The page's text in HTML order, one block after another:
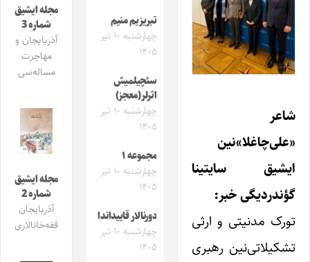
شاعر
«علی‌چاغلا»نین
ایشیق سایتینا
گؤندردیگی خبر:
تورک مدنیتی و ارثی
تشکیلاتی‌نین رهبری
تبریزیم منیم
چهارشنبه ۱۰ تیر
۱۴۰۵
سئچیلمیش
اثرلر(معجز)
چهارشنبه ۱۰ تیر
۱۴۰۵
مجموعه ۱
چهارشنبه ۱۰ تیر
۱۴۰۵
دورنالار قاییداندا
چهارشنبه ۱۰ تیر
۱۴۰۵
مجله ایشیق
شماره 3
آذربایجان و
مهاجرت
مساله‌سی
مجله ایشیق
شماره 2
آذربایجان
قفه‌خانالاری